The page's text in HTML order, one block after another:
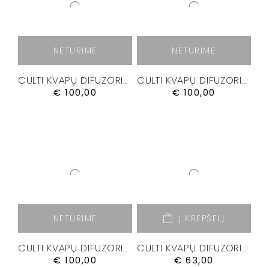
NETURIME
CULTI KVAPŲ DIFUZORIUS “DELICIA” 500 ML.
€ 100,00
NETURIME
CULTI KVAPŲ DIFUZORIUS “GRATIA” 500 ML.
€ 100,00
NETURIME
CULTI KVAPŲ DIFUZORIUS “MALIA” 500 ML.
€ 100,00
Į KREPŠELĮ
CULTI KVAPŲ DIFUZORIUS “MEDITERRANEA” 250ML.
€ 63,00